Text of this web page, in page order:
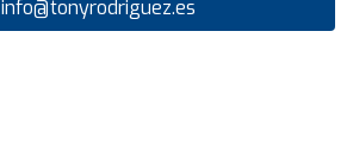
info@tonyrodriguez.es